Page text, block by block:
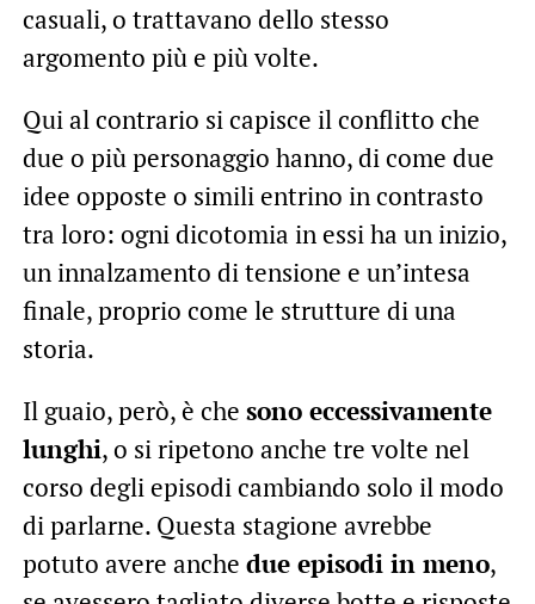
casuali, o trattavano dello stesso
argomento più e più volte.
Qui al contrario si capisce il conflitto che
due o più personaggio hanno, di come due
idee opposte o simili entrino in contrasto
tra loro: ogni dicotomia in essi ha un inizio,
un innalzamento di tensione e un’intesa
finale, proprio come le strutture di una
storia.
Il guaio, però, è che sono eccessivamente
lunghi, o si ripetono anche tre volte nel
corso degli episodi cambiando solo il modo
di parlarne. Questa stagione avrebbe
potuto avere anche due episodi in meno,